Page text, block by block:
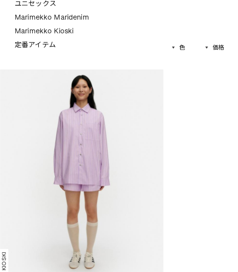
ユニセックス
Marimekko Maridenim
Marimekko Kioski
定番アイテム
色 価格
KIOSKI